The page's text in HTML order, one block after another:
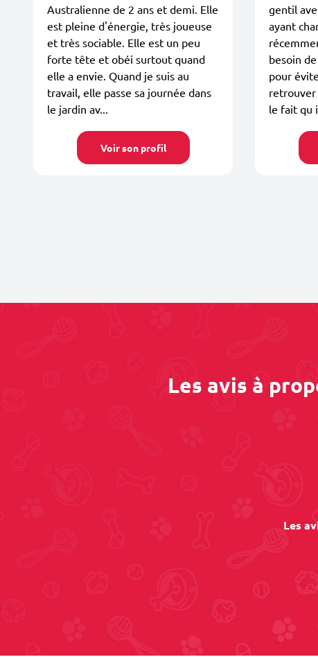
Australienne de 2 ans et demi. Elle
est pleine d'énergie, très joueuse
et très sociable. Elle est un peu
forte tête et obéi surtout quand
elle a envie. Quand je suis au
travail, elle passe sa journée dans
le jardin av...
Voir son profil
gentil
ayant
besoin
pour
retrouver
le fait qu
Les avis à
Les